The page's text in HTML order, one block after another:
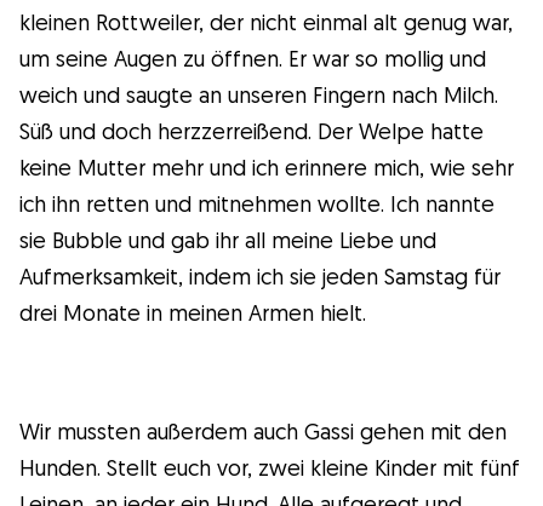
kleinen Rottweiler, der nicht einmal alt genug war,
um seine Augen zu öffnen. Er war so mollig und
weich und saugte an unseren Fingern nach Milch.
Süß und doch herzzerreißend. Der Welpe hatte
keine Mutter mehr und ich erinnere mich, wie sehr
ich ihn retten und mitnehmen wollte. Ich nannte
sie Bubble und gab ihr all meine Liebe und
Aufmerksamkeit, indem ich sie jeden Samstag für
drei Monate in meinen Armen hielt.
Wir mussten außerdem auch Gassi gehen mit den
Hunden. Stellt euch vor, zwei kleine Kinder mit fünf